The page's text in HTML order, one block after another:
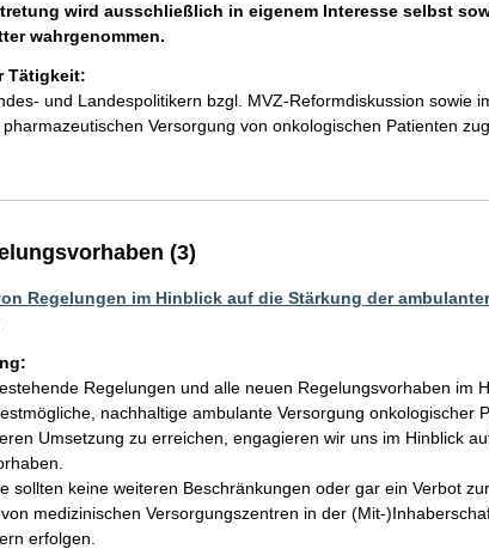
wird ausschließlich in eigenem Interesse selbst
wahrgenommen.
Tätigkeit:
und Landespolitikern bzgl. MVZ-Reformdiskussion sowie
Versorgung von onkologischen Patienten
(3)
Regelungen im Hinblick auf die Stärkung der
Regelungen und alle neuen Regelungsvorhaben im
nachhaltige ambulante Versorgung onkologischer
Umsetzung zu erreichen, engagieren wir uns im Hinblick
sollten keine weiteren Beschränkungen oder gar ein Verbot
medizinischen Versorgungszentren in der (Mit-
erfolgen.